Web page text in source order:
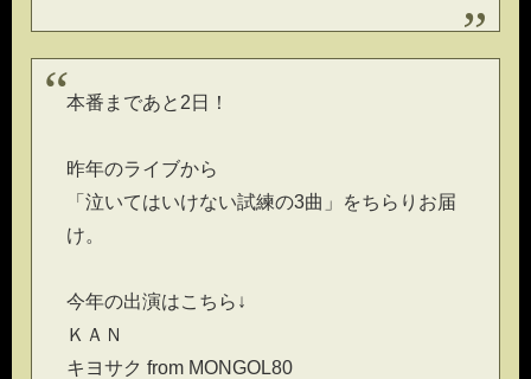
本番まであと2日！
昨年のライブから
「泣いてはいけない試練の3曲」をちらりお届
け。
今年の出演はこちら↓
ＫＡＮ
キヨサク from MONGOL80